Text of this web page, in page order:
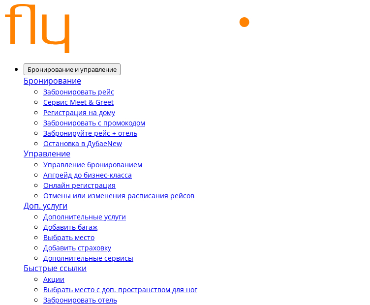
Бронирование и управление
Бронирование
Забронировать рейс
Сервис Meet & Greet
Регистрация на дому
Забронировать с промокодом
Забронируйте рейс + отель
Остановка в ДубаеNew
Управление
Управление бронированием
Апгрейд до бизнес-класса
Онлайн регистрация
Отмены или изменения расписания рейсов
Доп. услуги
Дополнительные услуги
Добавить багаж
Выбрать место
Добавить страховку
Дополнительные сервисы
Быстрые ссылки
Акции
Выбрать место с доп. пространством для ног
Забронировать отель